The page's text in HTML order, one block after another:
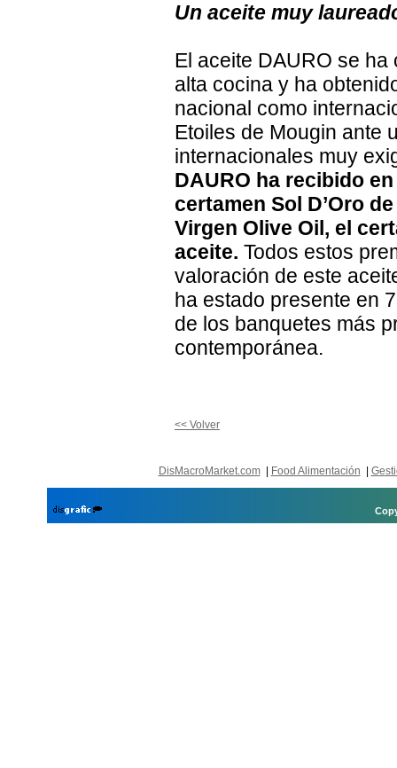
Un aceite muy
El aceite DAURO se
alta cocina y ha
nacional como
Etoiles de Mougin ante
internacionales muy
DAURO ha recibido
certamen Sol D’Oro
Virgen Olive Oil, el
aceite. Todos estos
valoración de este
ha estado presente en
de los banquetes más
contemporánea.
<< Volver
DisMacroMarket.com| Food Alimentación